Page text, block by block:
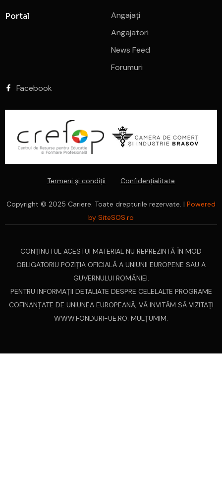
Portal
Angajați
Angajatori
News Feed
Forumuri
Facebook
Copyright © 2025 Cariere. Toate drepturile rezervate. | Powered
by SiteSOS.ro
Termeni și condiții Confidențialitate
CONŢINUTUL ACESTUI MATERIAL NU REPREZINTĂ ÎN MOD
OBLIGATORIU POZIŢIA OFICIALĂ A UNIUNII EUROPENE SAU A
GUVERNULUI ROMÂNIEI.
PENTRU INFORMAŢII DETALIATE DESPRE CELELALTE PROGRAME
COFINANŢATE DE UNIUNEA EUROPEANĂ, VĂ INVITĂM SĂ VIZITAŢI
WWW.FONDURI-UE.RO. MULȚUMIM.